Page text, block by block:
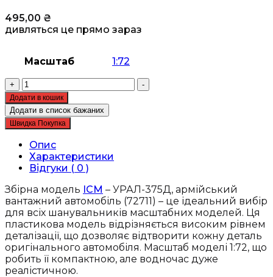
495,00 ₴
дивляться це прямо зараз
Масштаб 1:72
+
Збірна
модель
ICM
-
УРАЛ-375Д,
армійський
вантажний
автомобіль
(72711)
кількість
-
Додати в кошик
Додати в список бажаних
Швидка Покупка
Опис
Характеристики
Відгуки ( 0 )
Збірна модель ICM – УРАЛ-375Д, армійський
вантажний автомобіль (72711) – це ідеальний вибір
для всіх шанувальників масштабних моделей. Ця
пластикова модель відрізняється високим рівнем
деталізації, що дозволяє відтворити кожну деталь
оригінального автомобіля. Масштаб моделі 1:72, що
робить її компактною, але водночас дуже
реалістичною.